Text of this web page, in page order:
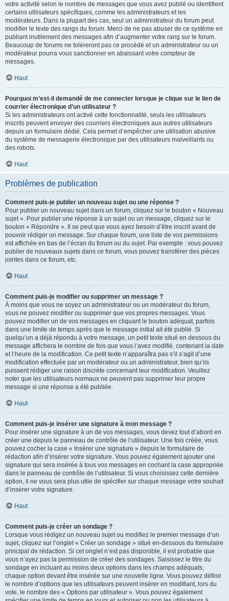
votre activité selon le nombre de messages que vous avez publié ou identifient
certains utilisateurs spécifiques, comme les administrateurs et les
modérateurs. Dans la plupart des cas, seul un administrateur du forum peut
modifier le texte des rangs du forum. Merci de ne pas abuser de ce système en
publiant inutilement des messages afin d’augmenter votre rang sur le forum.
Beaucoup de forums ne toléreront pas ce procédé et un administrateur ou un
modérateur pourra vous sanctionner en abaissant votre compteur de
messages.
Haut
Pourquoi m’est-il demandé de me connecter lorsque je clique sur le lien de
courrier électronique d’un utilisateur ?
Si les administrateurs ont activé cette fonctionnalité, seuls les utilisateurs
inscrits peuvent envoyer des courriers électroniques aux autres utilisateurs
depuis un formulaire dédié. Cela permet d’empêcher une utilisation abusive
du système de messagerie électronique par des utilisateurs malveillants ou
des robots.
Haut
Problèmes de publication
Comment puis-je publier un nouveau sujet ou une réponse ?
Pour publier un nouveau sujet dans un forum, cliquez sur le bouton « Nouveau
sujet ». Pour publier une réponse à un sujet ou un message, cliquez sur le
bouton « Répondre ». Il se peut que vous ayez besoin d’être inscrit avant de
pouvoir rédiger un message. Sur chaque forum, une liste de vos permissions
est affichée en bas de l’écran du forum ou du sujet. Par exemple : vous pouvez
publier de nouveaux sujets dans ce forum, vous pouvez transférer des pièces
jointes dans ce forum, etc.
Haut
Comment puis-je modifier ou supprimer un message ?
À moins que vous ne soyez un administrateur ou un modérateur du forum,
vous ne pouvez modifier ou supprimer que vos propres messages. Vous
pouvez modifier un de vos messages en cliquant le bouton adéquat, parfois
dans une limite de temps après que le message initial ait été publié. Si
quelqu’un a déjà répondu à votre message, un petit texte situé en dessous du
message affichera le nombre de fois que vous l’avez modifié, contenant la date
et l’heure de la modification. Ce petit texte n’apparaîtra pas s’il s’agit d’une
modification effectuée par un modérateur ou un administrateur, bien qu’ils
puissent rédiger une raison discrète concernant leur modification. Veuillez
noter que les utilisateurs normaux ne peuvent pas supprimer leur propre
message si une réponse a été publiée.
Haut
Comment puis-je insérer une signature à mon message ?
Pour insérer une signature à un de vos messages, vous devez tout d’abord en
créer une depuis le panneau de contrôle de l’utilisateur. Une fois créée, vous
pouvez cocher la case « Insérer une signature » depuis le formulaire de
rédaction afin d’insérer votre signature. Vous pouvez également ajouter une
signature qui sera insérée à tous vos messages en cochant la case appropriée
dans le panneau de contrôle de l’utilisateur. Si vous choisissez cette dernière
option, il ne vous sera plus utile de spécifier sur chaque message votre souhait
d’insérer votre signature.
Haut
Comment puis-je créer un sondage ?
Lorsque vous rédigez un nouveau sujet ou modifiez le premier message d’un
sujet, cliquez sur l’onglet « Créer un sondage » situé en-dessous du formulaire
principal de rédaction. Si cet onglet n’est pas disponible, il est probable que
vous n’ayez pas la permission de créer des sondages. Saisissez le titre du
sondage en incluant au moins deux options dans les champs adéquats,
chaque option devant être insérée sur une nouvelle ligne. Vous pouvez définir
le nombre d’options que les utilisateurs peuvent insérer en modifiant, lors du
vote, le nombre des « Options par utilisateur ». Vous pouvez également